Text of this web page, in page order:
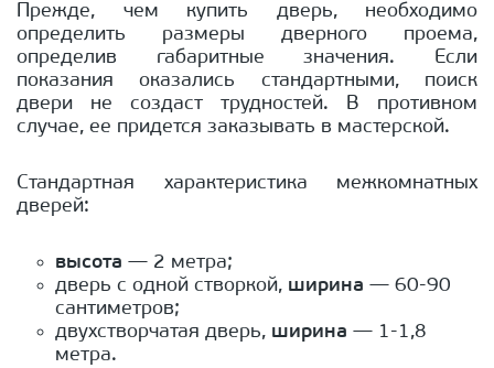
Прежде, чем купить дверь, необходимо
определить размеры дверного проема,
определив габаритные значения. Если
показания оказались стандартными, поиск
двери не создаст трудностей. В противном
случае, ее придется заказывать в мастерской.
Стандартная характеристика межкомнатных
дверей:
высота — 2 метра;
дверь с одной створкой, ширина — 60-90
сантиметров;
двухстворчатая дверь, ширина — 1-1,8
метра.